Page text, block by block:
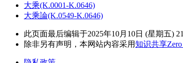
大乘(K.0001-K.0646)
大乘論(K.0549-K.0646)
此页面最后编辑于2025年10月10日 (星期五)
除非另有声明，本网站内容采用知识共享Zero